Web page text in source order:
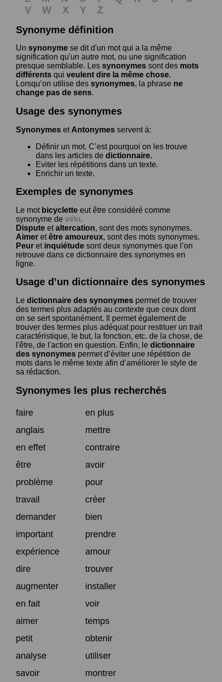
V
W X Y
Z
Synonyme définition
Un synonyme se dit d'un mot qui a la même
signification qu'un autre mot, ou une signification
presque semblable. Les synonymes sont des mots
différents qui veulent dire la même chose.
Lorsqu’on utilise des synonymes, la phrase ne
change pas de sens.
Usage des synonymes
Synonymes et Antonymes servent à:
Définir un mot. C’est pourquoi on les trouve
dans les articles de dictionnaire.
Eviter les répétitions dans un texte.
Enrichir un texte.
Exemples de synonymes
Le mot bicyclette eut être considéré comme
synonyme de vélo.
Dispute etaltercation, sont des mots synonymes.
Aimer etêtre amoureux, sont des mots synonymes.
Peur et inquiétude sont deux synonymes que l’on
retrouve dans ce dictionnaire des synonymes en
ligne.
Usage d’un dictionnaire des synonymes
Le dictionnaire des synonymes permet de trouver
des termes plus adaptés au contexte que ceux dont
on se sert spontanément. Il permet également de
trouver des termes plus adéquat pour restituer un trait
caractéristique, le but, la fonction, etc. de la chose, de
l'être, de l'action en question. Enfin, le dictionnaire
des synonymes permet d’éviter une répétition de
mots dans le même texte afin d’améliorer le style de
sa rédaction.
Synonymes les plus recherchés
faire
en plus
anglais
mettre
en effet
contraire
être
avoir
problème
pour
travail
créer
demander
bien
important
prendre
expérience
amour
dire
trouver
augmenter
installer
en fait
voir
aimer
temps
petit
obtenir
analyse
utiliser
savoir
montrer